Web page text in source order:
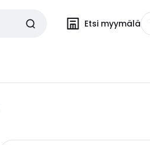
Etsi myymälä